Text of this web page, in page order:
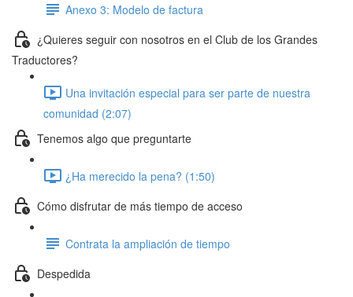
Anexo 3: Modelo de factura
¿Quieres seguir con nosotros en el Club de los Grandes
Traductores?
Una invitación especial para ser parte de nuestra
comunidad (2:07)
Tenemos algo que preguntarte
¿Ha merecido la pena? (1:50)
Cómo disfrutar de más tiempo de acceso
Contrata la ampliación de tiempo
Despedida